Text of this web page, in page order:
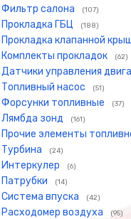
Фильтр салона (107)
Прокладка ГБЦ (188)
Прокладка клапанной
Комплекты прокладок (62)
Датчики управления
Топливный насос (51)
Форсунки топливные (37)
Лямбда зонд (161)
Прочие элементы
Турбина (24)
Интеркулер (6)
Патрубки (14)
Система впуска (42)
Расходомер воздуха (95)